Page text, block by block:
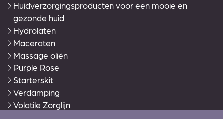
Huidverzorgingsproducten voor een mooie en
gezonde huid
Hydrolaten
Maceraten
Massage oliën
Purple Rose
Starterskit
Verdamping
Volatile Zorglijn